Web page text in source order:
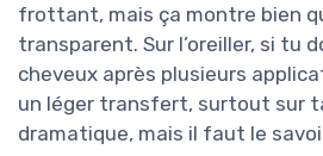
frottant, mais ça montre bien
transparent. Sur l’oreiller, si tu
cheveux après plusieurs
un léger transfert, surtout sur
dramatique, mais il faut le